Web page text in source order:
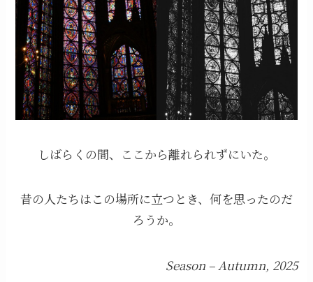
しばらくの間、ここから離れられずにいた。
昔の人たちはこの場所に立つとき、何を思ったのだ
ろうか。
Season – Autumn, 2025